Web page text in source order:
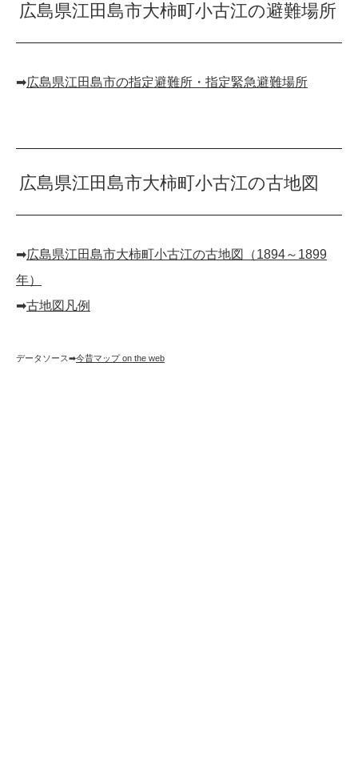
広島県江田島市大柿町小古江の避難場所
➡︎広島県江田島市の指定避難所・指定緊急避難場所
広島県江田島市大柿町小古江の古地図
➡︎広島県江田島市大柿町小古江の古地図（1894～1899
年）
➡︎古地図凡例
データソース➡︎今昔マップ on the web